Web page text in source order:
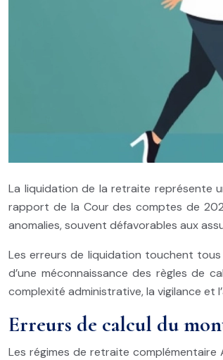
La liquidation de la retraite représente
rapport de la Cour des comptes de
anomalies, souvent défavorables aux
Les erreurs de liquidation touchent tous
d’une méconnaissance des règles de
complexité administrative, la vigilance
Erreurs de calcul du
Les régimes de retraite complémentaire